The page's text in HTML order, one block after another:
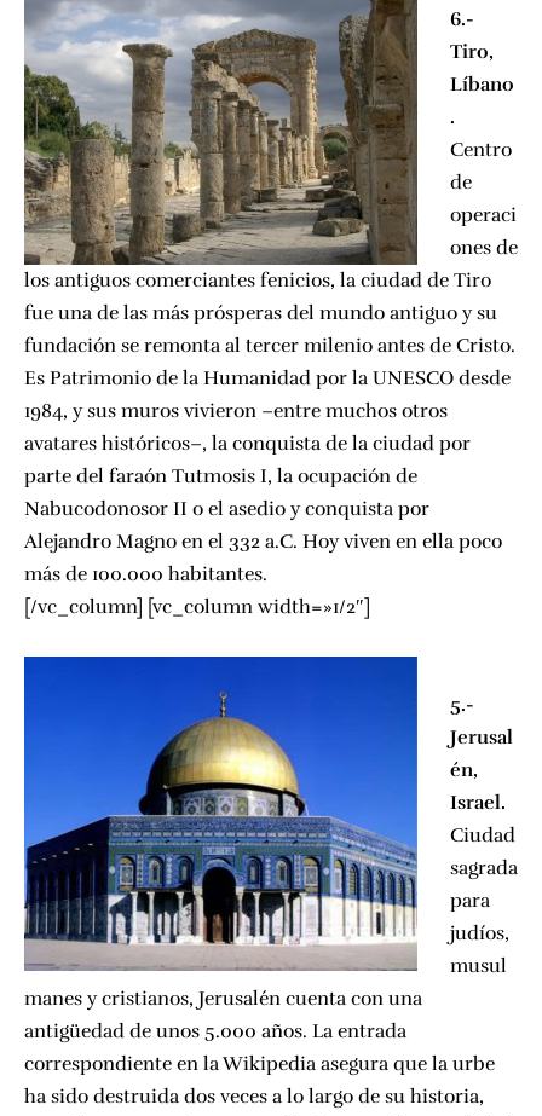
6.-
Tiro,
Líbano
.
Centro
de
operaci
ones de
los antiguos comerciantes fenicios, la ciudad de Tiro
fue una de las más prósperas del mundo antiguo y su
fundación se remonta al tercer milenio antes de Cristo.
Es Patrimonio de la Humanidad por la UNESCO desde
1984, y sus muros vivieron –entre muchos otros
avatares históricos–, la conquista de la ciudad por
parte del faraón Tutmosis I, la ocupación de
Nabucodonosor II o el asedio y conquista por
Alejandro Magno en el 332 a.C. Hoy viven en ella poco
más de 100.000 habitantes.
[/vc_column] [vc_column width=»1/2″]
5.-
Jerusal
én,
Israel.
Ciudad
sagrada
para
judíos,
musul
manes y cristianos, Jerusalén cuenta con una
antigüedad de unos 5.000 años. La entrada
correspondiente en la Wikipedia asegura que la urbe
ha sido destruida dos veces a lo largo de su historia,